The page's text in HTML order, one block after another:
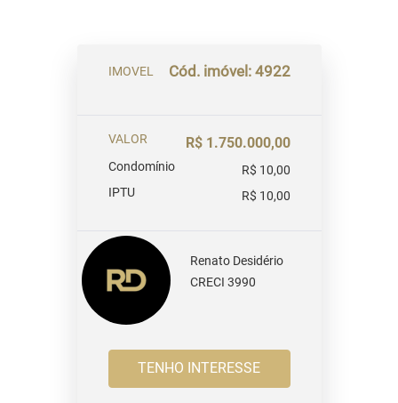
IMOVEL Cód. imóvel: 4922
VALOR R$ 1.750.000,00
Condomínio
R$ 10,00
IPTU
R$ 10,00
Renato Desidério
CRECI 3990
TENHO INTERESSE